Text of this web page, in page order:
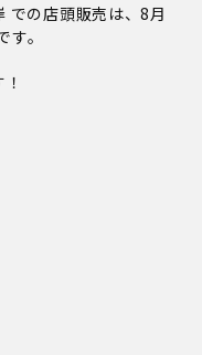
での店頭販売は、8月
。